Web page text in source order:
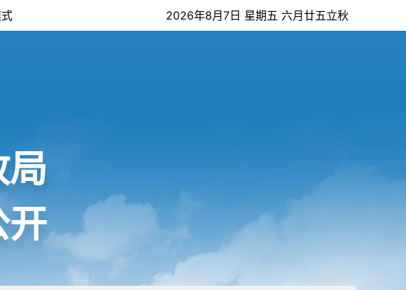
2026年8月7日 星期五 六月廿五立秋
局
开